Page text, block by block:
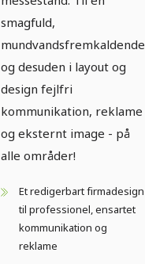
smagfuld,
mundvandsfremkaldende
og desuden i layout og
design fejlfri
kommunikation, reklame
og eksternt image - på
alle områder!
Et redigerbart firmadesign
til professionel, ensartet
kommunikation og
reklame